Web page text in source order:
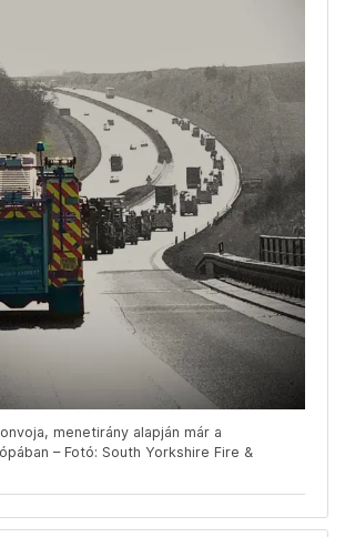
menetirány alapján már a
– Fotó: South Yorkshire Fire &